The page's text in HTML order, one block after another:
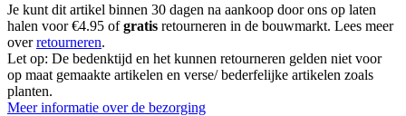
Je kunt dit artikel binnen 30 dagen na aankoop door ons op laten
halen voor €4.95 ofgratis retourneren in de bouwmarkt. Lees meer
overretourneren.
Let op: De bedenktijd en het kunnen retourneren gelden niet voor
op maat gemaakte artikelen en verse/ bederfelijke artikelen zoals
planten.
Meer informatie over de bezorging